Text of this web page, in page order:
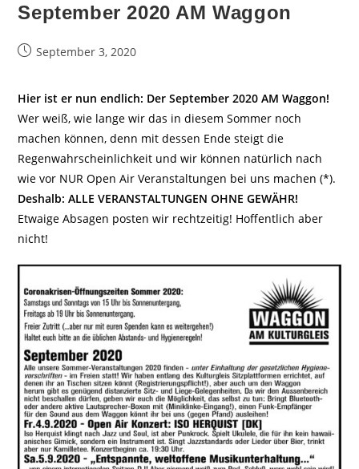
September 2020 AM Waggon
BeitragSeptember 3, 2020
Hier ist er nun endlich: Der September 2020 AM Waggon!
Wer weiß, wie lange wir das in diesem Sommer noch
machen können, denn mit dessen Ende steigt die
Regenwahrscheinlichkeit und wir können natürlich nach
wie vor NUR Open Air Veranstaltungen bei uns machen (*).
Deshalb: ALLE VERANSTALTUNGEN OHNE GEWÄHR!
Etwaige Absagen posten wir rechtzeitig! Hoffentlich aber
nicht!